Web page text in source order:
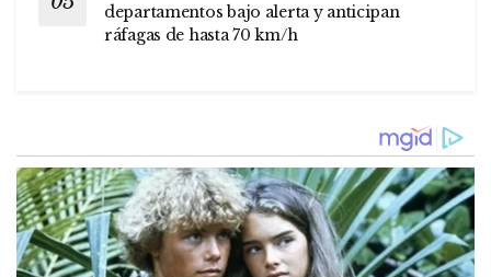
departamentos bajo alerta y anticipan
ráfagas de hasta 70 km/h